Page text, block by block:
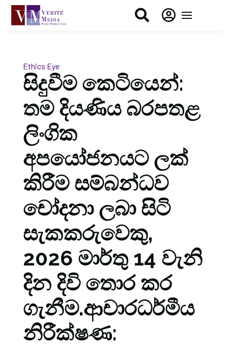
 
Ethics Eye
සිදුවීම කෙටියෙන්:
තම දියණිය බරපතළ
ලිංගික
අපයෝජනයට ලක්
කිරීම සම්බන්ධව
චෝදනා ලබා සිටි
සැකකරුවෙකු,
2026 මාර්තු 14 වැනි
දින දිවි තොර කර
ගැනීම.ආචාරධර්මීය
නිරීක්ෂණ: